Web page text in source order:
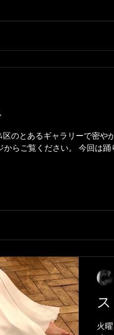
のとあるギャラリーで密や
からご覧ください。 今回は
火